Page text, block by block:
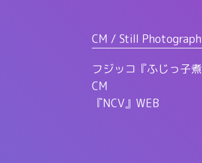
CM / Still
フジッコ『ふじっ子
CM
『NCV』WEB